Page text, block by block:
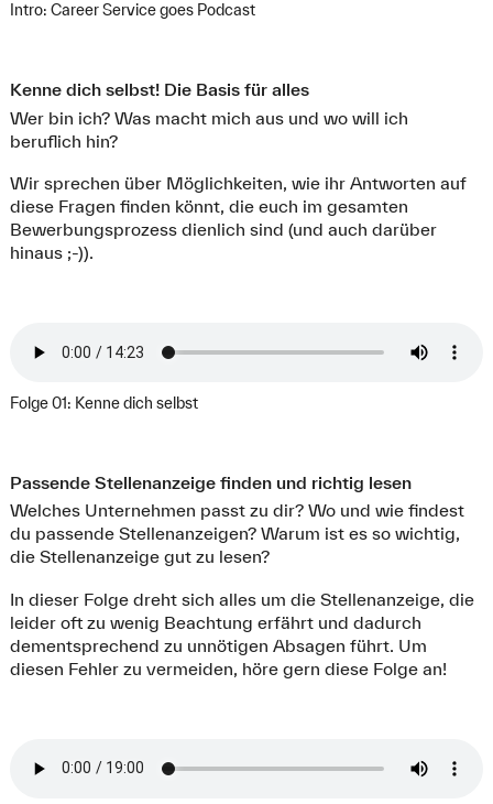
Intro: Career Service goes Podcast
Kenne dich selbst! Die Basis für alles
Wer bin ich? Was macht mich aus und wo will ich
beruflich hin?
Wir sprechen über Möglichkeiten, wie ihr Antworten auf
diese Fragen finden könnt, die euch im gesamten
Bewerbungsprozess dienlich sind (und auch darüber
hinaus ;-)).
Folge 01: Kenne dich selbst
Passende Stellenanzeige finden und richtig lesen
Welches Unternehmen passt zu dir? Wo und wie findest
du passende Stellenanzeigen? Warum ist es so wichtig,
die Stellenanzeige gut zu lesen?
In dieser Folge dreht sich alles um die Stellenanzeige, die
leider oft zu wenig Beachtung erfährt und dadurch
dementsprechend zu unnötigen Absagen führt. Um
diesen Fehler zu vermeiden, höre gern diese Folge an!